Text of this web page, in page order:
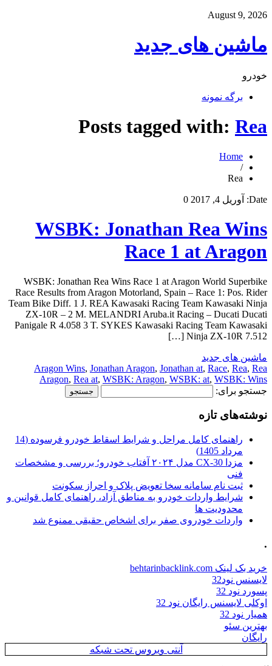
August 9, 2026
ماشین های جدید
خودرو
برگه نمونه
Posts tagged with: Rea
Home
/
Rea
Date: آوریل 4, 2017 0
WSBK: Jonathan Rea Wins
Race 1 at Aragon
WSBK: Jonathan Rea Wins Race 1 at Aragon World Superbike
Race Results from Aragon Motorland, Spain – Race 1: Pos. Rider
Team Bike Diff. 1 J. REA Kawasaki Racing Team Kawasaki Ninja
ZX-10R – 2 M. MELANDRI Aruba.it Racing – Ducati Ducati
Panigale R 4.058 3 T. SYKES Kawasaki Racing Team Kawasaki
Ninja ZX-10R 7.512 […]
ماشین های جدید
Aragon Wins, Jonathan Aragon, Jonathan at, Race, Rea, Rea
Aragon, Rea at, WSBK: Aragon, WSBK: at, WSBK: Wins
جستجو برای:
نوشته‌های تازه
راهنمای کامل مراحل و شرایط اسقاط خودرو فرسوده (14
مرداد 1405)
مزدا CX-30 مدل ۲۰۲۴ آفتاب خودرو؛ بررسی و مشخصات
فنی
ثبت نام سامانه سخا تعویض پلاک و احراز سکونت
شرایط واردات خودرو به مناطق آزاد، راهنمای کامل قوانین و
محدودیت ها
واردات خودروی صفر برای اشخاص حقیقی ممنوع شد
.
خرید بک لینک behtarinbacklink.com
لایسنس نود32
پسورد نود 32
اوکلی لایسنس رایگان نود 32
همیار نود 32
بهترین سئو
رایگان
آنتی ویروس تحت شبکه